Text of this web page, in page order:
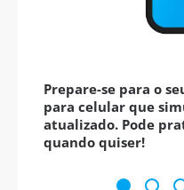
Prepare-se para o
para celular que
atualizado. Pode
quando quiser!